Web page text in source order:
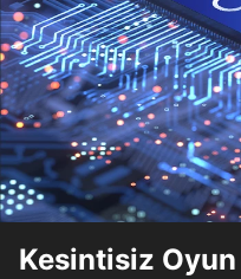
Kesintisiz